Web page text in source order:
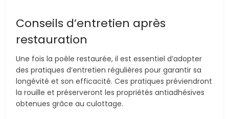
Conseils d’entretien après
restauration
Une fois la poêle restaurée, il est essentiel d’adopter
des pratiques d’entretien régulières pour garantir sa
longévité et son efficacité. Ces pratiques préviendront
la rouille et préserveront les propriétés antiadhésives
obtenues grâce au culottage.